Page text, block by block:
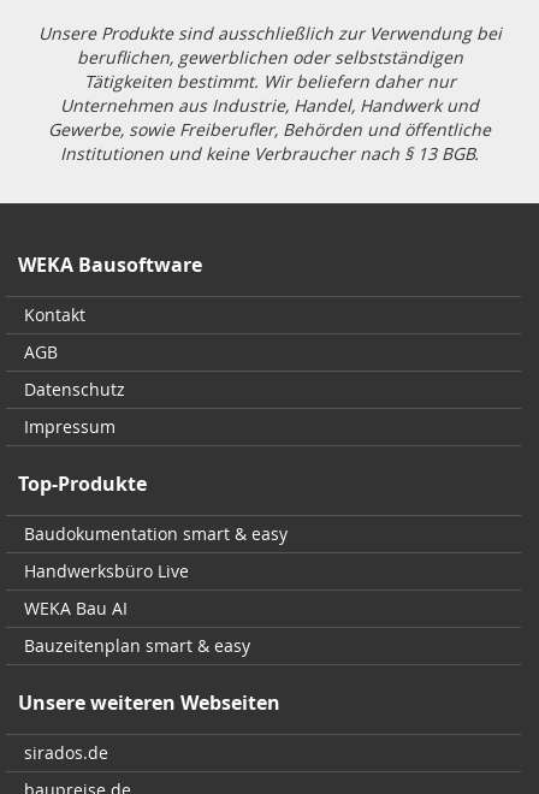
Unsere Produkte sind ausschließlich zur Verwendung bei
beruflichen, gewerblichen oder selbstständigen
Tätigkeiten bestimmt. Wir beliefern daher nur
Unternehmen aus Industrie, Handel, Handwerk und
Gewerbe, sowie Freiberufler, Behörden und öffentliche
Institutionen und keine Verbraucher nach § 13 BGB.
WEKA Bausoftware
Kontakt
AGB
Datenschutz
Impressum
Top-Produkte
Baudokumentation smart & easy
Handwerksbüro Live
WEKA Bau AI
Bauzeitenplan smart & easy
Unsere weiteren Webseiten
sirados.de